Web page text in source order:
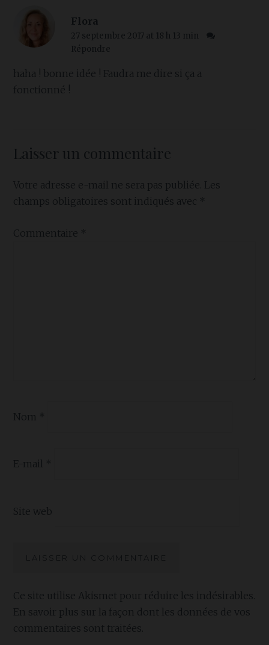
Flora
27 septembre 2017 at 18 h 13 min
Répondre
haha ! bonne idée ! Faudra me dire si ça a
fonctionné !
Laisser un commentaire
Votre adresse e-mail ne sera pas publiée. Les
champs obligatoires sont indiqués avec *
Commentaire *
Nom *
E-mail *
Site web
Ce site utilise Akismet pour réduire les indésirables.
En savoir plus sur la façon dont les données de vos
commentaires sont traitées